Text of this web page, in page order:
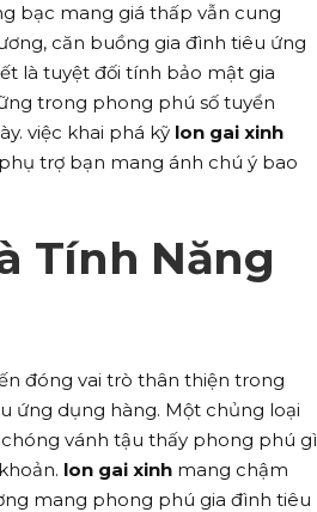
bạc mang giá thấp vẫn cung
căn buồng gia đình tiêu ứng
là tuyệt đối tính bảo mật gia
trong phong phú số tuyển
việc khai phá kỹ lon gai xinh
trợ bạn mang ánh chú ý bao
Tính Năng
đóng vai trò thân thiện trong
ứng dụng hàng. Một chủng loại
vánh tậu thấy phong phú gì
lon gai xinh mang chậm
mang phong phú gia đình tiêu